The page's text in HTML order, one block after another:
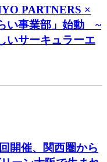
PARTNERS ×
い事業部」始動 ~
いサーキュラーエ
開催、関西圏から